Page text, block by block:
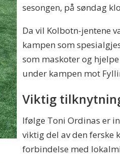
sesongen, på søndag
Da vil Kolbotn-jentene
kampen som
som maskoter og
under kampen mot
Viktig
Ifølge Toni Ordinas er
viktig del av den ferske
forbindelse med